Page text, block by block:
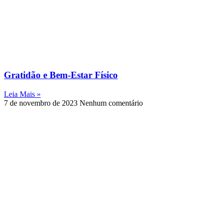
Gratidão e Bem-Estar Físico
Leia Mais »
7 de novembro de 2023 Nenhum comentário